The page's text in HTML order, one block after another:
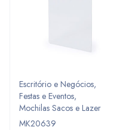
Escritório e Negócios,
Festas e Eventos,
Mochilas Sacos e Lazer
MK20639